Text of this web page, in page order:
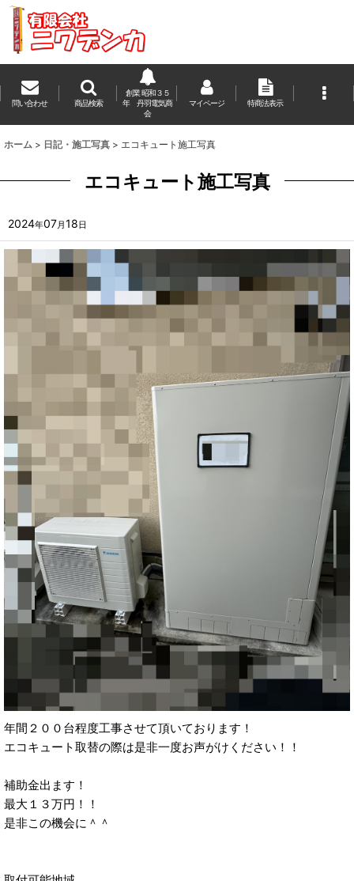
問い合わせ 商品検索
創業 昭和３５
年 丹羽電気商
会
マイページ 特商法表示
ホーム > 日記・施工写真 > エコキュート施工写真
エコキュート施工写真
2024年07月18日
年間２００台程度工事させて頂いております！
エコキュート取替の際は是非一度お声がけください！！
補助金出ます！
最大１３万円！！
是非この機会に＾＾